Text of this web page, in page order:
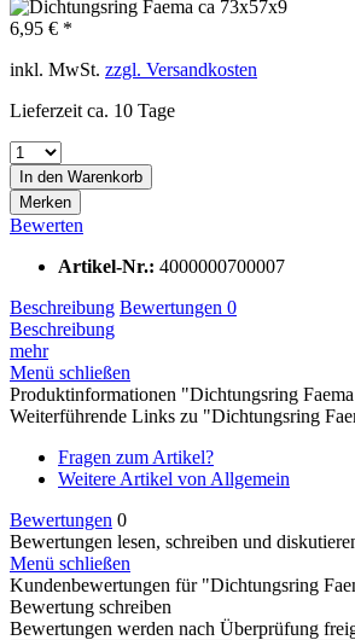
6,95 € *
inkl. MwSt. zzgl. Versandkosten
Lieferzeit ca. 10 Tage
In den Warenkorb
Merken
Bewerten
Artikel-Nr.: 4000000700007
Beschreibung Bewertungen 0
Beschreibung
mehr
Menü schließen
Produktinformationen "Dichtungsring
Weiterführende Links zu "Dichtungsring
Fragen zum Artikel?
Weitere Artikel von Allgemein
Bewertungen 0
Bewertungen lesen, schreiben und
Menü schließen
Kundenbewertungen für "Dichtungsring
Bewertung schreiben
Bewertungen werden nach Überprüfung